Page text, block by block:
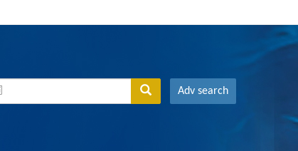
Adv search